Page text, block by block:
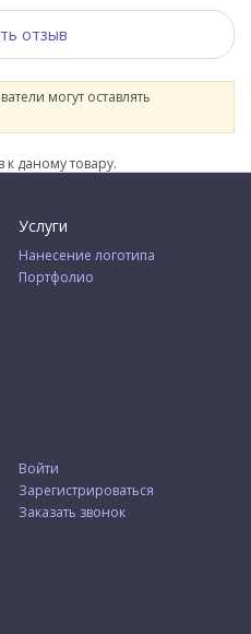
отзыв
могут оставлять
к даному товару.
Услуги
Нанесение логотипа
Портфолио
Войти
Зарегистрироваться
Заказать звонок